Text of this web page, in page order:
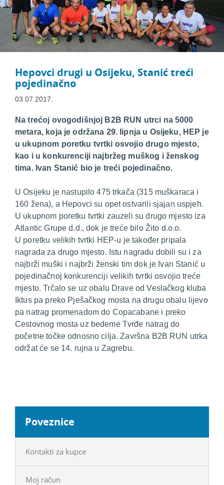
Hepovci drugi u Osijeku, Stanić treći
pojedinačno
03.07.2017.
Na trećoj ovogodišnjoj B2B RUN utrci na 5000
metara, koja je održana 29. lipnja u Osijeku, HEP je
u ukupnom poretku tvrtki osvojio drugo mjesto,
kao i u konkurenciji najbržeg muškog i ženskog
tima. Ivan Stanić bio je treći pojedinačno.
U Osijeku je nastupilo 475 trkača (315 muškaraca i
160 žena), a Hepovci su opet ostvarili sjajan uspjeh.
U ukupnom poretku tvrtki zauzeli su drugo mjesto iza
Atlantic Grupe d.d., dok je treće bilo Žito d.o.o.
U poretku velikih tvrtki HEP-u je također pripala
nagrada za drugo mjesto. Istu nagradu dobili su i za
najbrži muški i najbrži ženski tim dok je Ivan Stanić u
pojedinačnoj konkurenciji velikih tvrtki osvojio treće
mjesto. Trčalo se uz obalu Drave od Veslačkog kluba
Iktus pa preko Pješačkog mosta na drugu obalu lijevo
pa natrag promenadom do Copacabane i preko
Cestovnog mosta uz bedeme Tvrđe natrag do
početne točke odnosno cilja. Završna B2B RUN utrka
održat će se 14. rujna u Zagrebu.
Poveznice
Kontakti za kupce
Moj račun